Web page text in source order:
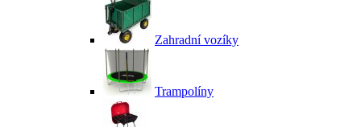
Zahradní vozíky
Trampolíny